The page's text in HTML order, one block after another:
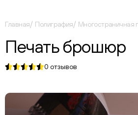
Главная Полиграфия Многостраничная
Печать брошюр
0 отзывов